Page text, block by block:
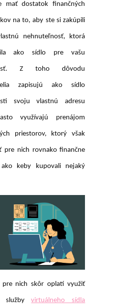
mať dostatok finančných
na to, aby ste si zakúpili
nehnuteľnosť, ktorá
ako sídlo pre vašu
Z toho dôvodu
zapisujú ako sídlo
svoju vlastnú adresu
využívajú prenájom
priestorov, ktorý však
pre nich rovnako finančne
ako keby kupovali nejaký
pre nich skôr oplatí využiť
službyvirtuálneho sídla